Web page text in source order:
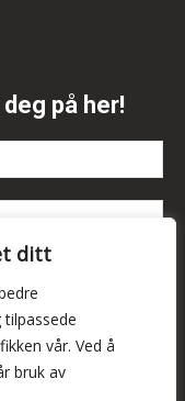
ditt
vår. Ved å
bruk av
på her!